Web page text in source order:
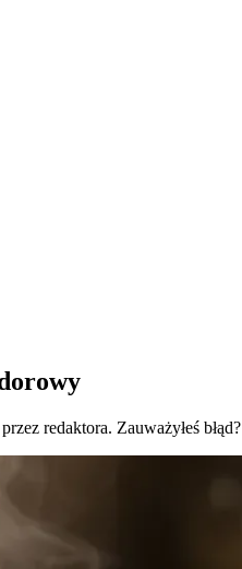
redaktora. Zauważyłeś błąd?